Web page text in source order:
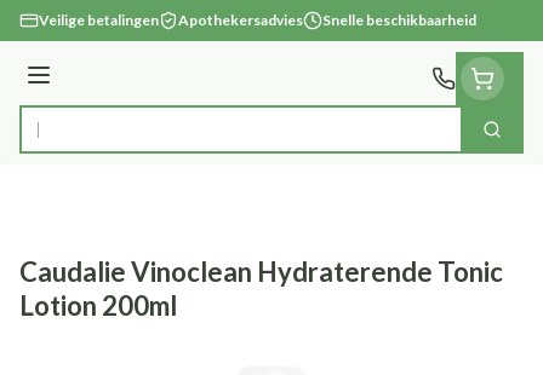
Ga naar de inhoud
Veilige betalingen Apothekersadvies Snelle beschikbaarheid
Menu
Product, merk, categorie... Zoek
Caudalie Vinoclean Hydraterende Tonic
Lotion 200ml